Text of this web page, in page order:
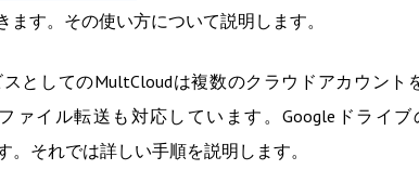
す。その使い方について説明します。
としてのMultCloudは複数のクラウドアカウント
ァイル転送も対応しています。Googleドライブ
それでは詳しい手順を説明します。